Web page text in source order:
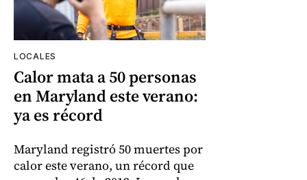
LOCALES
Calor mata a 50 personas
en Maryland este verano:
ya es récord
Maryland registró 50 muertes por
calor este verano, un récord que